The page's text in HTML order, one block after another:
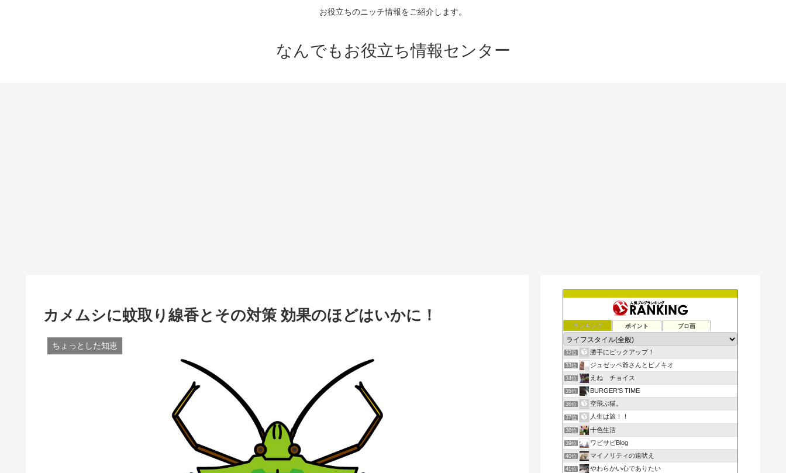
お役立ちのニッチ情報をご紹介します。
なんでもお役立ち情報センター
カメムシに蚊取り線香とその対策 効果のほどはいかに！
ちょっとした知恵
ランキング ポイント ブロ画
32位 勝手にピックアップ！
33位 ジュゼッペ爺さんとピノキオ
34位 えね チョイス
35位 BURGER'S TIME
36位 空飛ぶ猫。
37位 人生は旅！！
38位 十色生活
39位 ワビサビBlog
40位 マイノリティの遠吠え
41位 やわらかい心でありたい